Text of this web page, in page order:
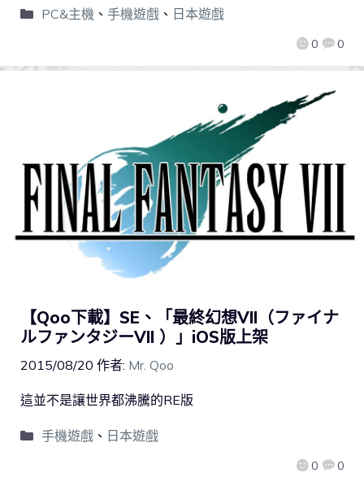
0 0
PC&主機、 手機遊戲、 日本遊戲
【Qoo下載】SE、「最終幻想VII（ファイナ
ルファンタジーVII ）」iOS版上架
2015/08/20 作者: Mr. Qoo
0 0
這並不是讓世界都沸騰的RE版
手機遊戲、 日本遊戲